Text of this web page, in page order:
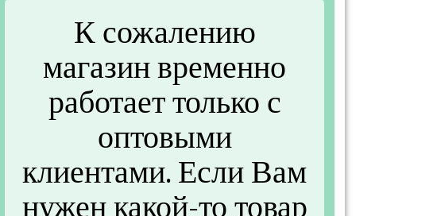
К сожалению
магазин временно
работает только с
оптовыми
клиентами. Если Вам
нужен какой-то товар